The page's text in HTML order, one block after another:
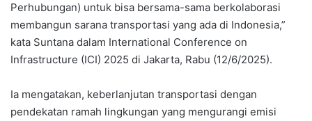
Perhubungan) untuk bisa bersama-sama berkolaborasi
membangun sarana transportasi yang ada di Indonesia,”
kata Suntana dalam International Conference on
Infrastructure (ICI) 2025 di Jakarta, Rabu (12/6/2025).
Ia mengatakan, keberlanjutan transportasi dengan
pendekatan ramah lingkungan yang mengurangi emisi